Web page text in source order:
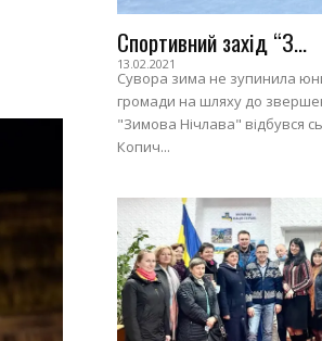
Спортивний захід “З...
13.02.2021
Сувора зима не зупинила
громади на шляху до
"Зимова Нічлава" відбувся
Копич...